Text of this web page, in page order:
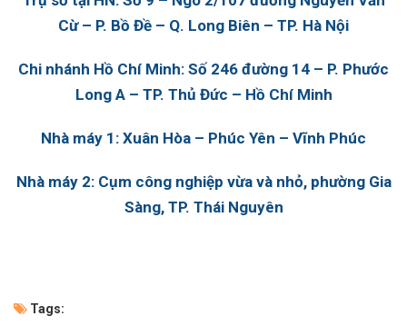
Cừ – P. Bồ Đề – Q. Long Biên – TP. Hà Nội
Chi nhánh Hồ Chí Minh: Số 246 đường 14 – P. Phước
Long A – TP. Thủ Đức – Hồ Chí Minh
Nhà máy 1: Xuân Hòa – Phúc Yên – Vĩnh Phúc
Nhà máy 2: Cụm công nghiệp vừa và nhỏ, phường Gia
Sàng, TP. Thái Nguyên
Tags: